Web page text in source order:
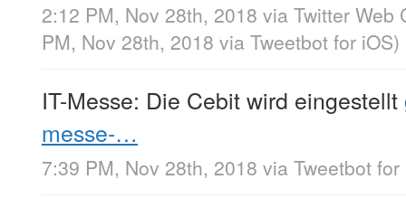
2:12 PM, Nov 28th, 2018 via Twitter Web
PM, Nov 28th, 2018 via Tweetbot for iΟS)
IT-Messe: Die Cebit wird eingestellt
messe-…
7:39 PM, Nov 28th, 2018 via Tweetbot